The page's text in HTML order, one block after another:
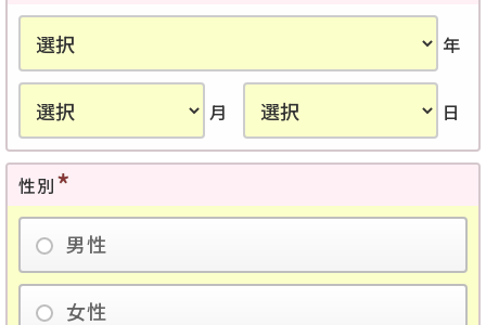
年
月 日
性別
男性
女性